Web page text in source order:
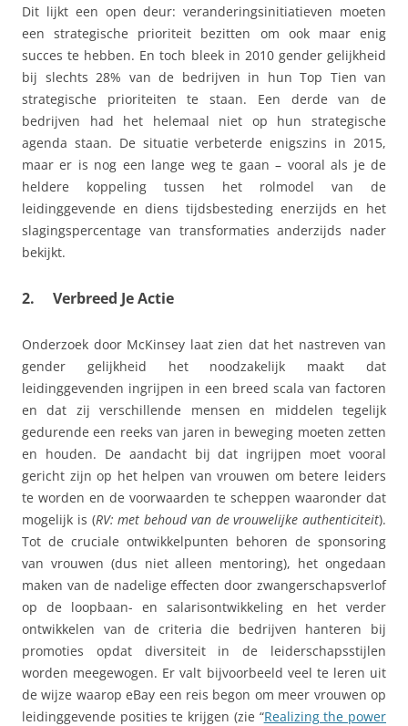
Dit lijkt een open deur: veranderingsinitiatieven moeten
een strategische prioriteit bezitten om ook maar enig
succes te hebben. En toch bleek in 2010 gender gelijkheid
bij slechts 28% van de bedrijven in hun Top Tien van
strategische prioriteiten te staan. Een derde van de
bedrijven had het helemaal niet op hun strategische
agenda staan. De situatie verbeterde enigszins in 2015,
maar er is nog een lange weg te gaan – vooral als je de
heldere koppeling tussen het rolmodel van de
leidinggevende en diens tijdsbesteding enerzijds en het
slagingspercentage van transformaties anderzijds nader
bekijkt.
2. Verbreed Je Actie
Onderzoek door McKinsey laat zien dat het nastreven van
gender gelijkheid het noodzakelijk maakt dat
leidinggevenden ingrijpen in een breed scala van factoren
en dat zij verschillende mensen en middelen tegelijk
gedurende een reeks van jaren in beweging moeten zetten
en houden. De aandacht bij dat ingrijpen moet vooral
gericht zijn op het helpen van vrouwen om betere leiders
te worden en de voorwaarden te scheppen waaronder dat
mogelijk is (RV: met behoud van de vrouwelijke authenticiteit).
Tot de cruciale ontwikkelpunten behoren de sponsoring
van vrouwen (dus niet alleen mentoring), het ongedaan
maken van de nadelige effecten door zwangerschapsverlof
op de loopbaan- en salarisontwikkeling en het verder
ontwikkelen van de criteria die bedrijven hanteren bij
promoties opdat diversiteit in de leiderschapsstijlen
worden meegewogen. Er valt bijvoorbeeld veel te leren uit
de wijze waarop eBay een reis begon om meer vrouwen op
leidinggevende posities te krijgen (zie “Realizing the power